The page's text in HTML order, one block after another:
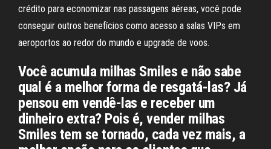
crédito para economizar nas passagens aéreas, você pode
conseguir outros benefícios como acesso a salas VIPs em
aeroportos ao redor do mundo e upgrade de voos.
Você acumula milhas Smiles e não sabe
qual é a melhor forma de resgatá-las? Já
pensou em vendê-las e receber um
dinheiro extra? Pois é, vender milhas
Smiles tem se tornado, cada vez mais, a